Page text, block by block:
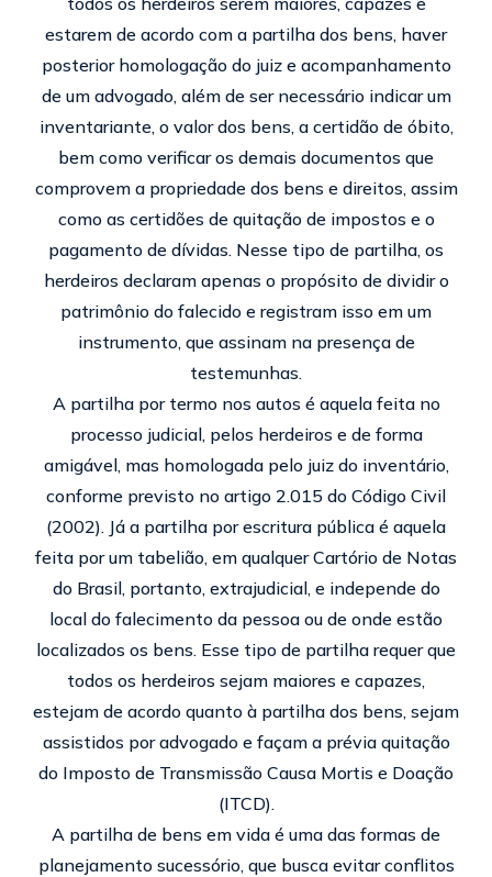
estarem de acordo com a partilha dos bens, haver
posterior homologação do juiz e acompanhamento
de um advogado, além de ser necessário indicar um
inventariante, o valor dos bens, a certidão de óbito,
bem como verificar os demais documentos que
comprovem a propriedade dos bens e direitos, assim
como as certidões de quitação de impostos e o
pagamento de dívidas. Nesse tipo de partilha, os
herdeiros declaram apenas o propósito de dividir o
patrimônio do falecido e registram isso em um
instrumento, que assinam na presença de
testemunhas.
A partilha por termo nos autos é aquela feita no
processo judicial, pelos herdeiros e de forma
amigável, mas homologada pelo juiz do inventário,
conforme previsto no artigo 2.015 do Código Civil
(2002). Já a partilha por escritura pública é aquela
feita por um tabelião, em qualquer Cartório de Notas
do Brasil, portanto, extrajudicial, e independe do
local do falecimento da pessoa ou de onde estão
localizados os bens. Esse tipo de partilha requer que
todos os herdeiros sejam maiores e capazes,
estejam de acordo quanto à partilha dos bens, sejam
assistidos por advogado e façam a prévia quitação
do Imposto de Transmissão Causa Mortis e Doação
(ITCD).
A partilha de bens em vida é uma das formas de
planejamento sucessório, que busca evitar conflitos